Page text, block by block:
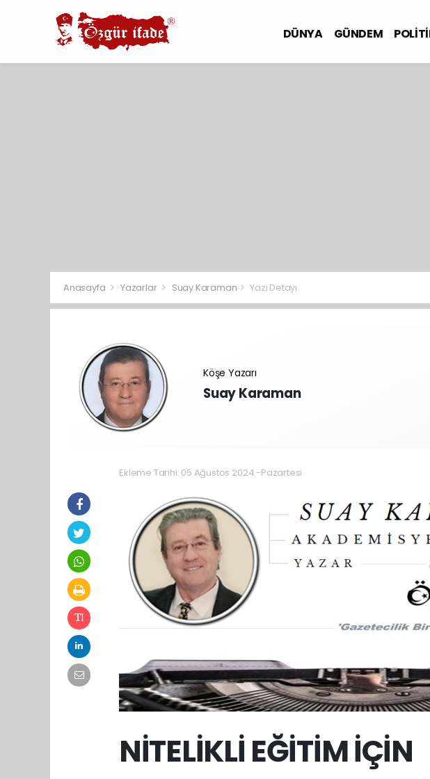
DÜNYA GÜNDEM
Anasayfa Yazarlar Suay Karaman Yazı Detayı
Köşe Yazarı
Suay Karaman
Ekleme Tarihi: 05 Ağustos 2024 -Pazartesi
NİTELİKLİ EĞİTİM İÇİN